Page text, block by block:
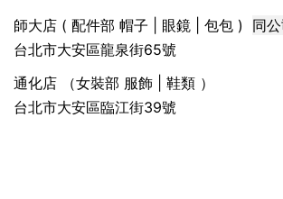
師大店 ( 配件部 帽子 | 眼鏡 | 包包 ) 同
台北市大安區龍泉街65號
通化店 （女裝部 服飾 | 鞋類 ）
台北市大安區臨江街39號